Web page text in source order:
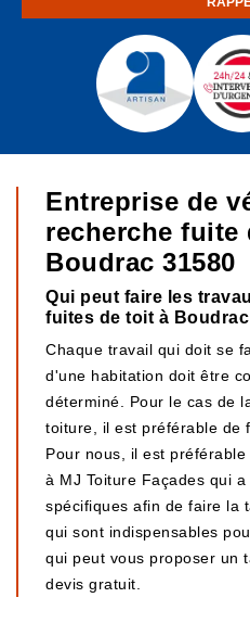
Entreprise de
recherche fuite
Boudrac 31580
Qui peut faire les
fuites de toit à
Chaque travail qui doit se
d'une habitation doit être
déterminé. Pour le cas de
toiture, il est préférable de
Pour nous, il est
à MJ Toiture Façades qui
spécifiques afin de faire la
qui sont indispensables
qui peut vous proposer un
devis gratuit.